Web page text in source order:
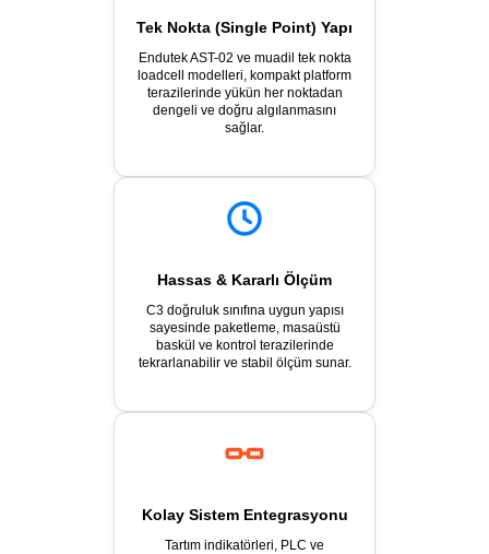
Tek Nokta (Single Point) Yapı
Endutek AST-02 ve muadil tek nokta
loadcell modelleri, kompakt platform
terazilerinde yükün her noktadan
dengeli ve doğru algılanmasını
sağlar.
Hassas & Kararlı Ölçüm
C3 doğruluk sınıfına uygun yapısı
sayesinde paketleme, masaüstü
baskül ve kontrol terazilerinde
tekrarlanabilir ve stabil ölçüm sunar.
Kolay Sistem Entegrasyonu
Tartım indikatörleri, PLC ve